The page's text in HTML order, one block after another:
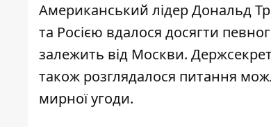
Американський лідер Дональд
та Росією вдалося досягти
залежить від Москви.
також розглядалося питання
мирної угоди.